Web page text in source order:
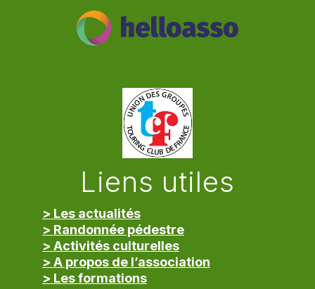
Liens utiles
> Les actualités
> Randonnée pédestre
> Activités culturelles
> A propos de l’association
> Les formations